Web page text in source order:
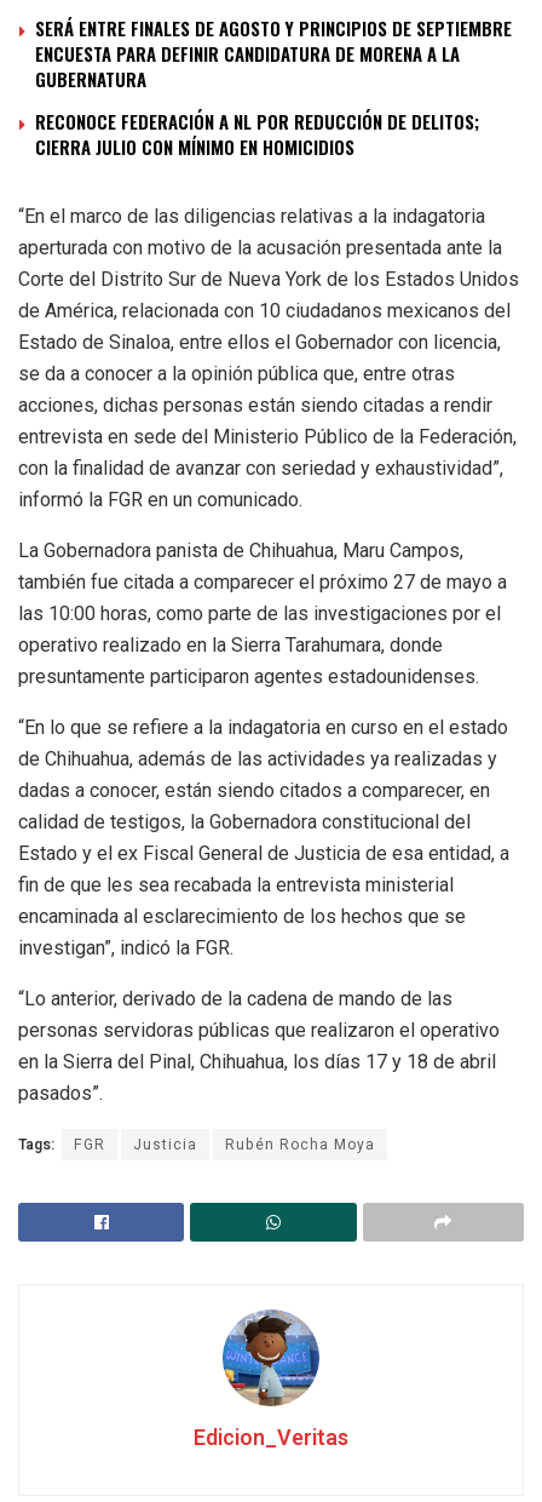
SERÁ ENTRE FINALES DE AGOSTO Y PRINCIPIOS DE SEPTIEMBRE
ENCUESTA PARA DEFINIR CANDIDATURA DE MORENA A LA
GUBERNATURA
RECONOCE FEDERACIÓN A NL POR REDUCCIÓN DE DELITOS;
CIERRA JULIO CON MÍNIMO EN HOMICIDIOS
“En el marco de las diligencias relativas a la indagatoria
aperturada con motivo de la acusación presentada ante la
Corte del Distrito Sur de Nueva York de los Estados Unidos
de América, relacionada con 10 ciudadanos mexicanos del
Estado de Sinaloa, entre ellos el Gobernador con licencia,
se da a conocer a la opinión pública que, entre otras
acciones, dichas personas están siendo citadas a rendir
entrevista en sede del Ministerio Público de la Federación,
con la finalidad de avanzar con seriedad y exhaustividad”,
informó la FGR en un comunicado.
La Gobernadora panista de Chihuahua, Maru Campos,
también fue citada a comparecer el próximo 27 de mayo a
las 10:00 horas, como parte de las investigaciones por el
operativo realizado en la Sierra Tarahumara, donde
presuntamente participaron agentes estadounidenses.
“En lo que se refiere a la indagatoria en curso en el estado
de Chihuahua, además de las actividades ya realizadas y
dadas a conocer, están siendo citados a comparecer, en
calidad de testigos, la Gobernadora constitucional del
Estado y el ex Fiscal General de Justicia de esa entidad, a
fin de que les sea recabada la entrevista ministerial
encaminada al esclarecimiento de los hechos que se
investigan”, indicó la FGR.
“Lo anterior, derivado de la cadena de mando de las
personas servidoras públicas que realizaron el operativo
en la Sierra del Pinal, Chihuahua, los días 17 y 18 de abril
pasados”.
Tags: FGR Justicia Rubén Rocha Moya
Edicion_Veritas